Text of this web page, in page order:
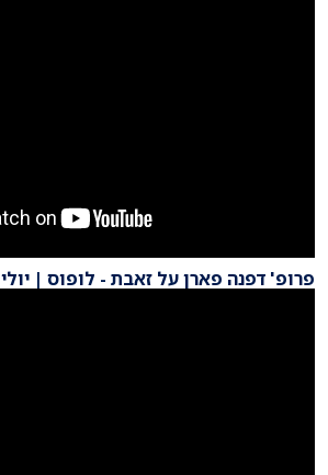
פרופ' דפנה פארן על זאבת - לופוס | יולי 22